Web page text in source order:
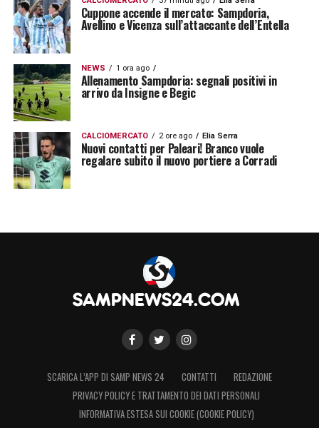
Cuppone accende il mercato: Sampdoria,
Avellino e Vicenza sull’attaccante dell’Entella
NEWS 1 ora ago
Allenamento Sampdoria: segnali positivi in
arrivo da Insigne e Begic
CALCIOMERCATO 2 ore ago Elia Serra
Nuovi contatti per Paleari! Branco vuole
regalare subito il nuovo portiere a Corradi
SCARICA L’APP DI SAMP NEWS 24 CONTATTI
REDAZIONE
PRIVACY POLICY E TRATTAMENTO DEI DATI PERSONALI
INFORMATIVA ESTESA SUI COOKIE (COOKIE POLICY)